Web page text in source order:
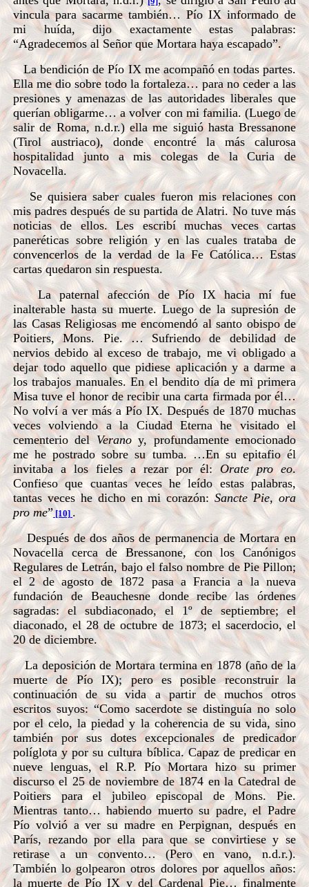
vincula para sacarme también… Pío IX informado de
mi huída, dijo exactamente estas palabras:
“Agradecemos al Señor que Mortara haya escapado”.
La bendición de Pío IX me acompañó en todas partes.
Ella me dio sobre todo la fortaleza… para no ceder a las
presiones y amenazas de las autoridades liberales que
querían obligarme… a volver con mi familia. (Luego de
salir de Roma, n.d.r.) ella me siguió hasta Bressanone
(Tirol austriaco), donde encontré la más calurosa
hospitalidad junto a mis colegas de la Curia de
Novacella.
Se quisiera saber cuales fueron mis relaciones con
mis padres después de su partida de Alatri. No tuve más
noticias de ellos. Les escribí muchas veces cartas
paneréticas sobre religión y en las cuales trataba de
convencerlos de la verdad de la Fe Católica… Estas
cartas quedaron sin respuesta.
La paternal afección de Pío IX hacia mí fue
inalterable hasta su muerte. Luego de la supresión de
las Casas Religiosas me encomendó al santo obispo de
Poitiers, Mons. Pie. … Sufriendo de debilidad de
nervios debido al exceso de trabajo, me vi obligado a
dejar todo aquello que pidiese aplicación y a darme a
los trabajos manuales. En el bendito día de mi primera
Misa tuve el honor de recibir una carta firmada por él…
No volví a ver más a Pío IX. Después de 1870 muchas
veces volviendo a la Ciudad Eterna he visitado el
cementerio del Veranoy, profundamente emocionado
me he postrado sobre su tumba. …En su epitafio él
invitaba a los fieles a rezar por él: Orate pro eo.
Confieso que cuantas veces he leído estas palabras,
tantas veces he dicho en mi corazón:Sancte Pie, ora
pro me” [10] .
Después de dos años de permanencia de Mortara en
Novacella cerca de Bressanone, con los Canónigos
Regulares de Letrán, bajo el falso nombre de Pie Pillon;
el 2 de agosto de 1872 pasa a Francia a la nueva
fundación de Beauchesne donde recibe las órdenes
sagradas: el subdiaconado, el 1º de septiembre; el
diaconado, el 28 de octubre de 1873; el sacerdocio, el
20 de diciembre.
La deposición de Mortara termina en 1878 (año de la
muerte de Pío IX); pero es posible reconstruir la
continuación de su vida a partir de muchos otros
escritos suyos: “Como sacerdote se distinguía no solo
por el celo, la piedad y la coherencia de su vida, sino
también por sus dotes excepcionales de predicador
políglota y por su cultura bíblica. Capaz de predicar en
nueve lenguas, el R.P. Pío Mortara hizo su primer
discurso el 25 de noviembre de 1874 en la Catedral de
Poitiers para el jubileo episcopal de Mons. Pie.
Mientras tanto… habiendo muerto su padre, el Padre
Pío volvió a ver su madre en Perpignan, después en
París, rezando por ella para que se convirtiese y se
retirase a un convento… (Pero en vano, n.d.r.).
También lo golpearon otros dolores por aquellos años:
la muerte de Pío IX y del Cardenal Pie… finalmente